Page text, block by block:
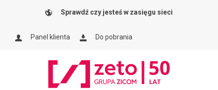
Sprawdź czy jesteś w zasięgu sieci
Panel klienta Do pobrania